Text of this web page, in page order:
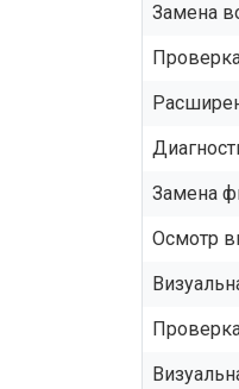
Замена
Замена
Осмотр